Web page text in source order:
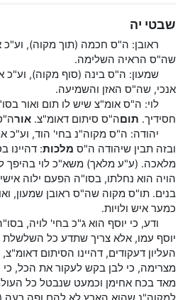
שבטי יה
ראובן: ה"ס חכמה (תוך מקוה), וע"כ
שה"ס הראיה השלימה.
שמעון: ה"ס בינה (סוף מקוה), וע"כ
אנכי, שה"ס האזן והשמיעה.
לוי: ה"ס אומ"צ שיש לו תום ואור
חסידיך. תוםה"ס סיתום דאומ"צ. אור
יהודה: ה"ס מקוה"נ בחי' הוד, וע"כ
ובזה תבין שיהודה ה"ס מלכות: דהיינו
מלאכה. (ע"ע מלאך) משא"כ לוי בהיפך
הויה הוא נחלתו, בסו"ה הפעם ילוה
בנים. תו"ס מקוה שה"ס ראובן שמעון,
כמער איש ולויות.
ודע, כי יוסף הוא ג"כ בחי' לויה,
יוסף עמו, אלא צריך שתדע כל השלשלת
העליון דעקודים, דהיינו הסיתום דאומ"צ,
מצרימה, כי לבן בקש לעקור את הכל, כי
מאד בכח אחימן וכמעט שנבטל כל